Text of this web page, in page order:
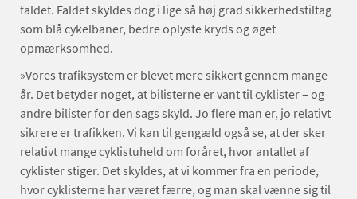
faldet. Faldet skyldes dog i lige så høj grad sikkerhedstiltag
som blå cykelbaner, bedre oplyste kryds og øget
opmærksomhed.
»Vores trafiksystem er blevet mere sikkert gennem mange
år. Det betyder noget, at bilisterne er vant til cyklister – og
andre bilister for den sags skyld. Jo flere man er, jo relativt
sikrere er trafikken. Vi kan til gengæld også se, at der sker
relativt mange cyklistuheld om foråret, hvor antallet af
cyklister stiger. Det skyldes, at vi kommer fra en periode,
hvor cyklisterne har været færre, og man skal vænne sig til